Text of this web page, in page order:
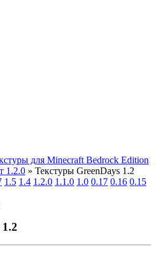
для Minecraft Bedrock Edition
1.2.0 » Текстуры GreenDays 1.2
1.5 1.4 1.2.0 1.1.0 1.0 0.17 0.16 0.15